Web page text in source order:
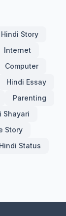
Hindi Story
Internet
Computer
Hindi Essay
Parenting
Shayari
Story
Hindi Status